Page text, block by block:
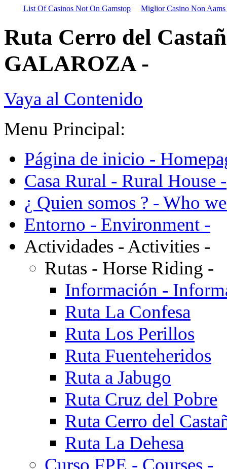
List Of Casinos Not On Gamstop Miglior Casino Non Aams
Ruta Cerro del
GALAROZA -
Vaya al Contenido
Menu Principal:
Página de inicio -
Casa Rural - Rural House -
¿ Quien somos ? - Who
Entorno - Environment -
Actividades - Activities -
Rutas - Horse Riding -
Información -
Ruta La Confesa
Ruta Los Perillos
Ruta Fuenteheridos
Ruta a Jabugo
Ruta Cruz del Pobre
Ruta Cerro del
Ruta La Dehesa
Curso FPE - Courses -